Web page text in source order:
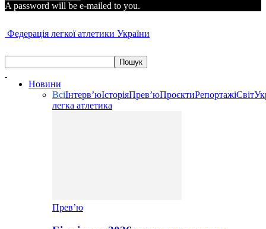
A password will be e-mailed to you.
Федерація легкої атлетики України
Новини
ВсіІнтерв’юІсторіяПрев’юПроєктиРепортажіСвіт
легка атлетика
Прев’ю